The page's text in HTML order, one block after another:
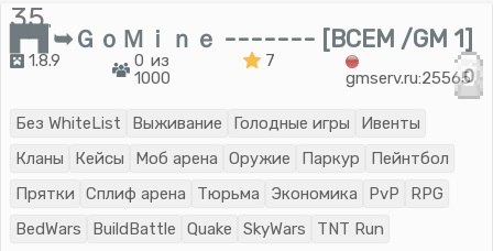
35.
▛▜ ➥ＧｏＭｉｎｅ ------- [BCEM /GM 1]
1.8.9
0 из
1000
7
gmserv.ru:25565
0
Без WhiteList Выживание Голодные игры
Ивенты
Кланы
Кейсы Моб арена Оружие Паркур
Пейнтбол
Прятки
Сплиф арена Тюрьма Экономика PvP
RPG
BedWars
BuildBattle Quake SkyWars TNT Run